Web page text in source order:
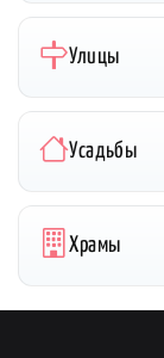
Улицы
Усадьбы
Храмы